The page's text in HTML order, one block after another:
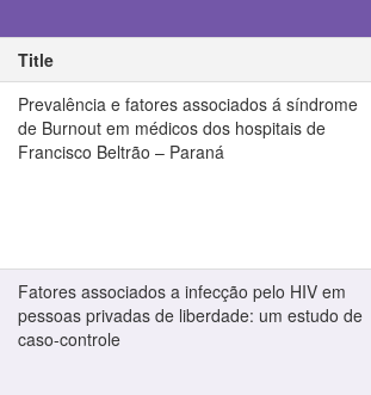
Title
Prevalência e fatores associados á síndrome
de Burnout em médicos dos hospitais de
Francisco Beltrão – Paraná
Fatores associados a infecção pelo HIV em
pessoas privadas de liberdade: um estudo de
caso-controle